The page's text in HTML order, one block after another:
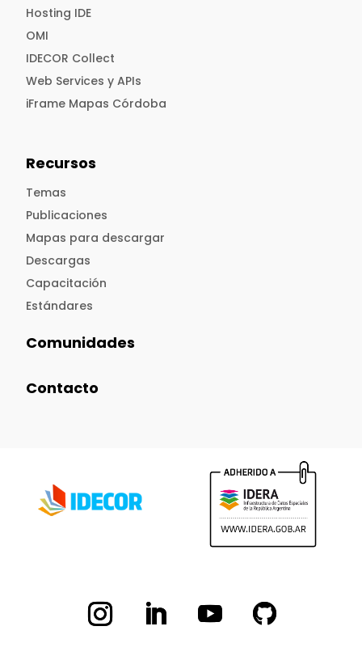
Hosting IDE
OMI
IDECOR Collect
Web Services y APIs
iFrame Mapas Córdoba
Recursos
Temas
Publicaciones
Mapas para descargar
Descargas
Capacitación
Estándares
Comunidades
Contacto